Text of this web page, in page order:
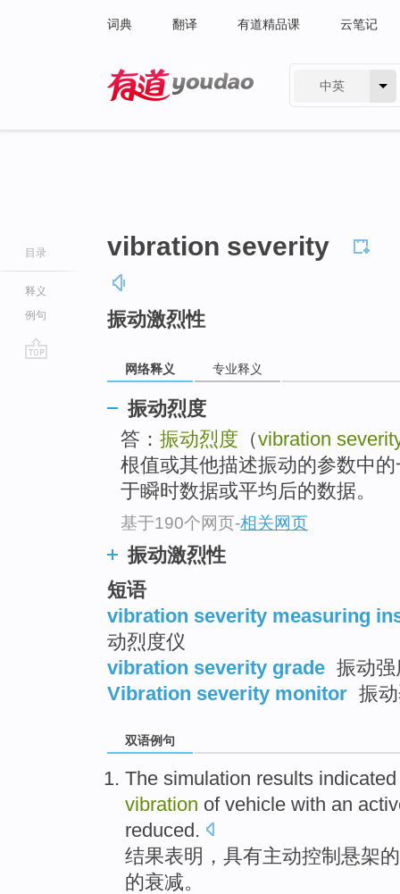
词典 翻译 有道精品课 云笔记
中英
目录
释义
例句
vibration severity
振动激烈性
网络释义 专业释义
振动烈度
答： 振动烈度 （vibration
根值或其他描述振动的参数中
于瞬时数据或平均后的数据。
基于190个网页-相关网页
振动激烈性
短语
vibration severity measuring
动烈度仪
vibration severity grade 振动
Vibration severity monitor 振
双语例句
The simulation results
vibration of vehicle with an
reduced.
结果表明 ， 具有主动控制悬架的
的衰减。